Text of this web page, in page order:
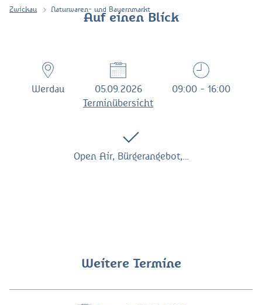
Zwickau Naturwaren- und Bauernmarkt
Auf einen Blick
Werdau
05.09.2026
Terminübersicht
09:00 - 16:00
Open Air, Bürgerangebot,…
Weitere Termine